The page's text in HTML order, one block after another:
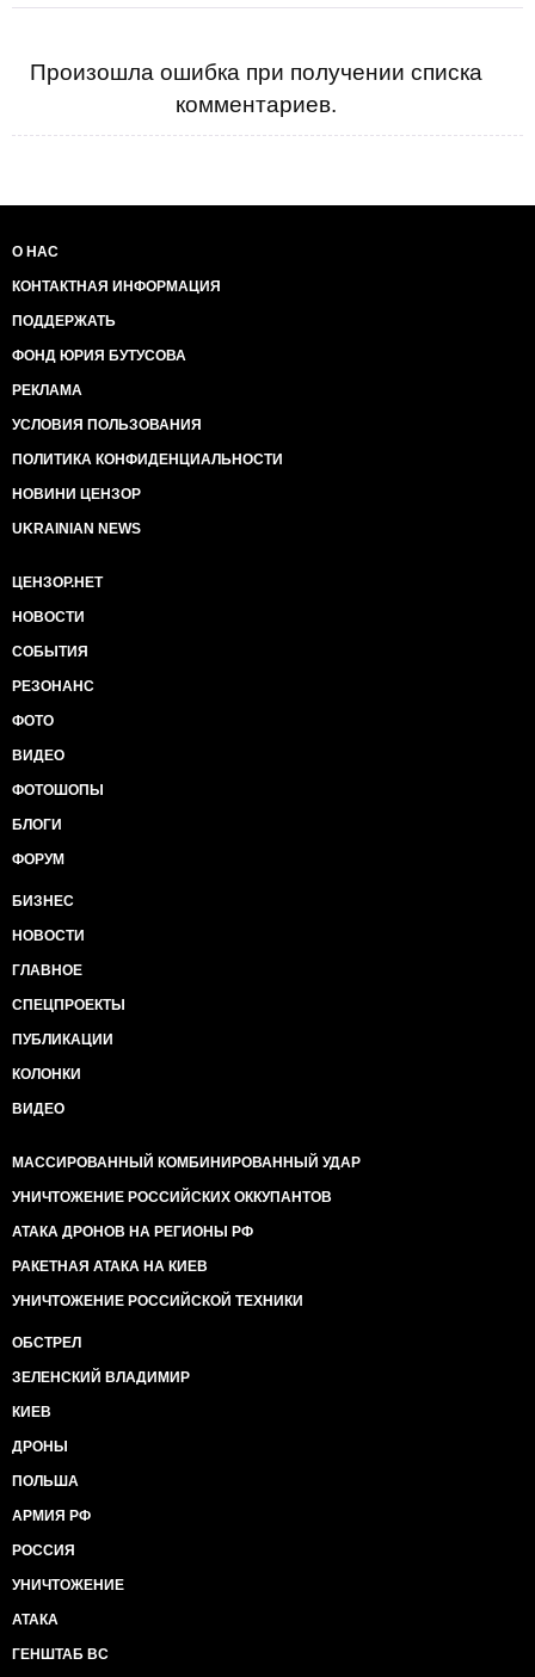
Произошла ошибка при получении списка
комментариев.
О НАС
КОНТАКТНАЯ ИНФОРМАЦИЯ
ПОДДЕРЖАТЬ
ФОНД ЮРИЯ БУТУСОВА
РЕКЛАМА
УСЛОВИЯ ПОЛЬЗОВАНИЯ
ПОЛИТИКА КОНФИДЕНЦИАЛЬНОСТИ
НОВИНИ ЦЕНЗОР
UKRAINIAN NEWS
ЦЕНЗОР.НЕТ
НОВОСТИ
СОБЫТИЯ
РЕЗОНАНС
ФОТО
ВИДЕО
ФОТОШОПЫ
БЛОГИ
ФОРУМ
БИЗНЕС
НОВОСТИ
ГЛАВНОЕ
СПЕЦПРОЕКТЫ
ПУБЛИКАЦИИ
КОЛОНКИ
ВИДЕО
МАССИРОВАННЫЙ КОМБИНИРОВАННЫЙ УДАР
УНИЧТОЖЕНИЕ РОССИЙСКИХ ОККУПАНТОВ
АТАКА ДРОНОВ НА РЕГИОНЫ РФ
РАКЕТНАЯ АТАКА НА КИЕВ
УНИЧТОЖЕНИЕ РОССИЙСКОЙ ТЕХНИКИ
ОБСТРЕЛ
ЗЕЛЕНСКИЙ ВЛАДИМИР
КИЕВ
ДРОНЫ
ПОЛЬША
АРМИЯ РФ
РОССИЯ
УНИЧТОЖЕНИЕ
АТАКА
ГЕНШТАБ ВС